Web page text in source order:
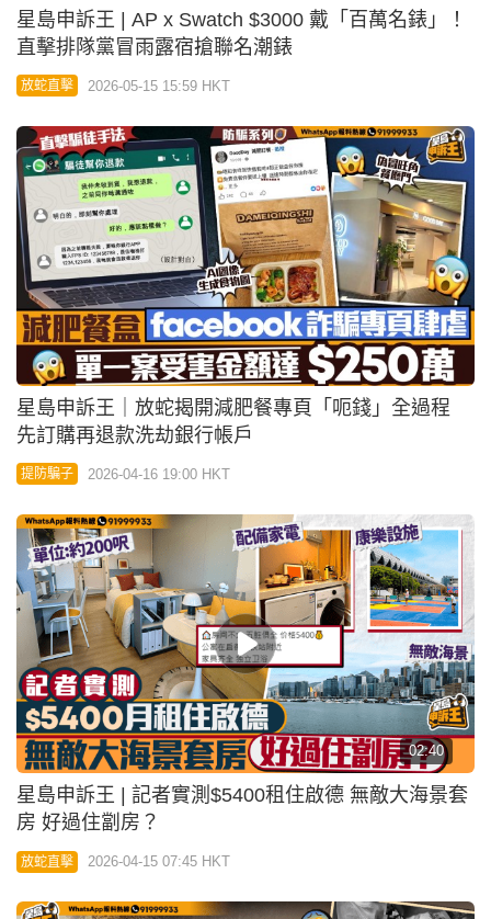
星島申訴王 | AP x Swatch $3000 戴「百萬名錶」！
直擊排隊黨冒雨露宿搶聯名潮錶
放蛇直擊 2026-05-15 15:59 HKT
星島申訴王｜放蛇揭開減肥餐專頁「呃錢」全過程
先訂購再退款洗劫銀行帳戶
提防騙子 2026-04-16 19:00 HKT
02:40
星島申訴王 | 記者實測$5400租住啟德 無敵大海景套
房 好過住劏房？
放蛇直擊 2026-04-15 07:45 HKT